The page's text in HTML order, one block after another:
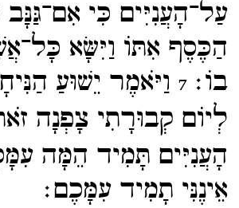
עַל־​הָעֲנִיִּים כִּי
הַכֶּסֶף אִתּוֹ וַיִּשָּׂא
בוֹ׃7 וַיֹּאמֶר יֵשׁוּעַ
לְיוֹם קְבוּרָתִי צָפְנָה
הָעֲנִיִּים תָּמִיד הֵמָּה
אֵינֶנִּי תָמִיד עִמָּכֶם׃